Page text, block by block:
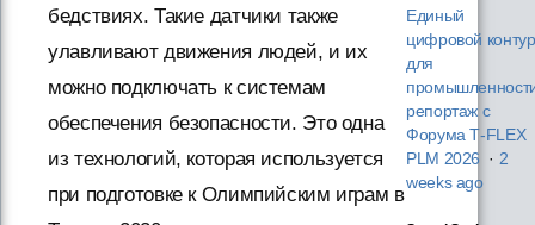
бедствиях. Такие датчики также
улавливают движения людей, и их
можно подключать к системам
обеспечения безопасности. Это одна
из технологий, которая используется
при подготовке к Олимпийским играм в
Единый
цифровой контур
для
репортаж с
Форума T‑FLEX
PLM 2026 · 2
weeks ago